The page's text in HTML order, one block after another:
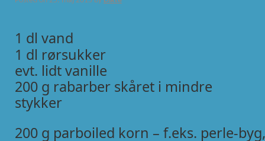
1 dl vand
1 dl rørsukker
evt. lidt vanille
200 g rabarber skåret i mindre
stykker
200 g parboiled korn – f.eks. perle-